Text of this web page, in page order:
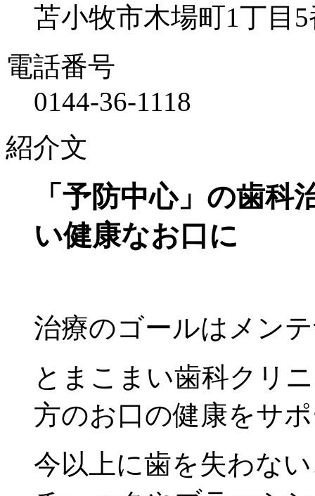
苫小牧市木場町1丁目5
電話番号
0144-36-1118
紹介文
「予防中心」の歯
い健康なお口に
治療のゴールはメン
とまこまい歯科クリ
方のお口の健康をサ
今以上に歯を失わな